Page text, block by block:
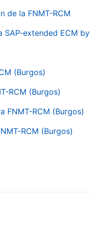
de la FNMT-RCM
extended ECM by
(Burgos)
RCM (Burgos)
FNMT-RCM (Burgos)
RCM (Burgos)